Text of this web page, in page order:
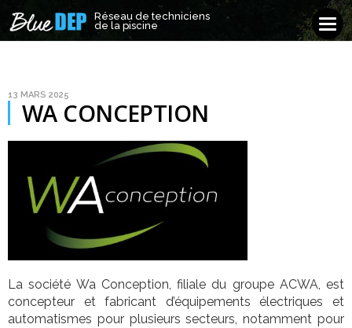
Réseau de techniciens
de la piscine
13 MARS 2025
WA CONCEPTION
La société Wa Conception, filiale du groupe ACWA, est
concepteur et fabricant d’équipements électriques et
automatismes pour plusieurs secteurs, notamment pour
Réseau de techniciens
de la piscine